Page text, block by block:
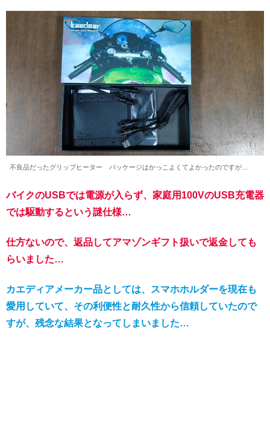
不良品だったグリップヒーター パッケージはかっこよくてよかったのですが…
バイクのUSBでは電源が入らず、家庭用100VのUSB充電器
では駆動するという謎仕様…
仕方ないので、返品してアマゾンギフト扱いで返金しても
らいました…
カエディアメーカー品としては、スマホホルダーを現在も
愛用していて、その利便性と耐久性から信頼していたので
すが、残念な結果となってしまいました…